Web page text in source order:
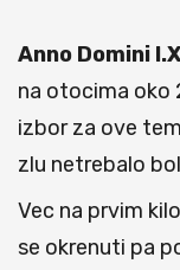
Anno Domini
na otocima oko
izbor za ove
zlu netrebalo
Vec na prvim
se okrenuti pa